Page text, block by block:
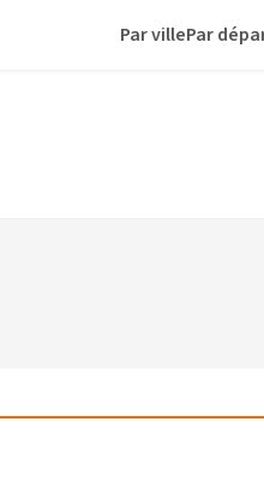
Par villePar